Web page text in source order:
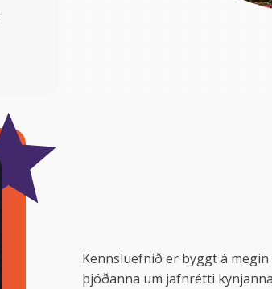
Kennsluefnið er byggt á
þjóðanna um jafnrétti